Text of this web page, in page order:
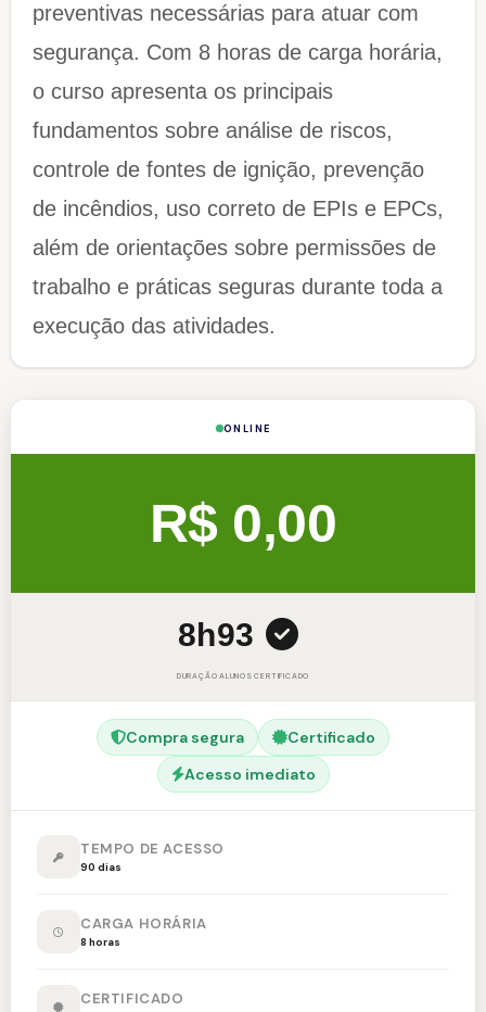
preventivas necessárias para atuar com
segurança. Com 8 horas de carga horária,
o curso apresenta os principais
fundamentos sobre análise de riscos,
controle de fontes de ignição, prevenção
de incêndios, uso correto de EPIs e EPCs,
além de orientações sobre permissões de
trabalho e práticas seguras durante toda a
execução das atividades.​​​​​​​
ONLINE
R$ 0,00
8h
DURAÇÃO
93
ALUNOS CERTIFICADO
Compra segura
Certificado
Acesso imediato
TEMPO DE ACESSO
90 dias
CARGA HORÁRIA
8 horas
CERTIFICADO